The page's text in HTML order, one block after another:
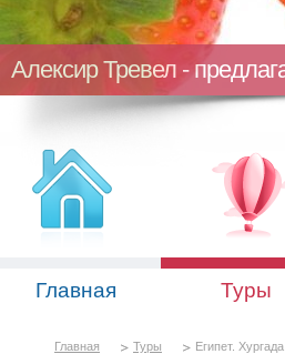
Алексир Тревел -
Главная Туры
Главная Туры Египет.